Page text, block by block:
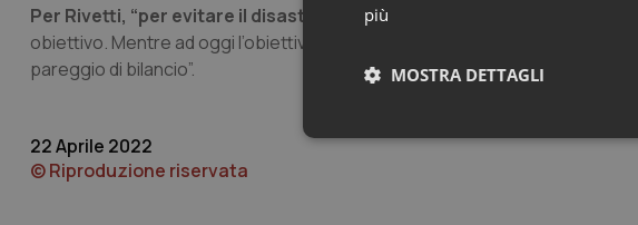
Per Rivetti, “per evitare il disastro
serve un cambiamento radicale, che
obiettivo. Mentre ad oggi l’obiettivo prioritario è fare annunci, dare
pareggio di bilancio”.
22 Aprile 2022
© Riproduzione riservata
più
MOSTRA DETTAGLI
Necessari